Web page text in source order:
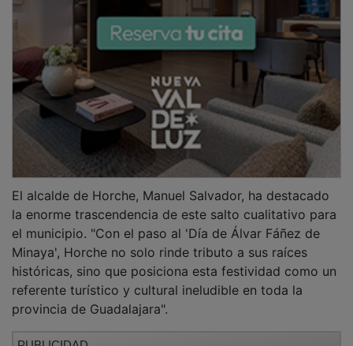
PUBLICIDAD